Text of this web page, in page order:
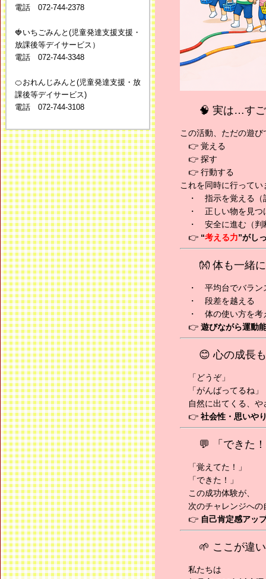
🧠 実は…す
この活動、ただの遊
👉 覚える
👉 探す
👉 行動する
これを同時に行ってい
・ 指示を覚える（
・ 正しい物を見つ
・ 安全に進む（判
👉 “考える力”がし
👐 体も一緒
・ 平均台でバラン
・ 段差を越える
・ 体の使い方を考
👉 遊びながら運動
😊 心の成長
「どうぞ」
「がんばってるね」
自然に出てくる、や
👉 社会性・思いや
💬 「できた
「覚えてた！」
「できた！」
この成功体験が、
次のチャレンジへの
👉 自己肯定感アッ
🌱 ここが違
私たちは
電話 072-744-2378
🍓いちごみんと(児童発達支援支援・
放課後等デイサービス）
電話 072-744-3348
🍊おれんじみんと(児童発達支援・放
課後等デイサービス)
電話 072-744-3108